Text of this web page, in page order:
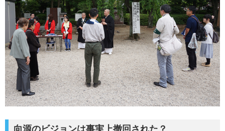
向源のビジョンは事実上撤回された？